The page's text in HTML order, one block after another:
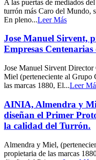
A las puertas de mediados
turrón más Caro del Mundo,
En pleno...Leer Más
Jose Manuel Sirvent,
Empresas
Jose Manuel Sirvent
Miel (perteneciente al
las marcas 1880, El...Leer
AINIA, Almendra y
diseñan el Primer
la calidad del Turrón.
Almendra y Miel,
propietaria de las marcas